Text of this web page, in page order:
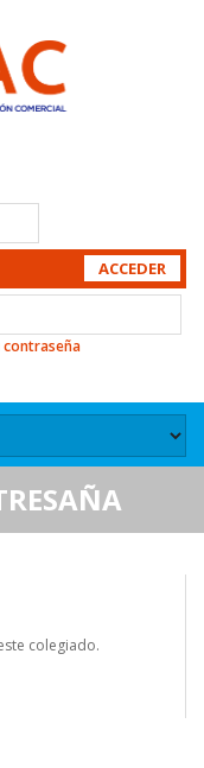
contraseña
colegiado.